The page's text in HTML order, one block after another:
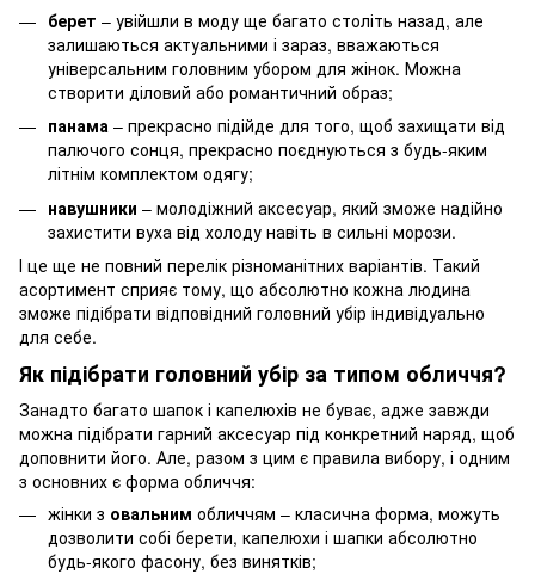
берет – увійшли в моду ще багато століть назад, але
залишаються актуальними і зараз, вважаються
універсальним головним убором для жінок. Можна
створити діловий або романтичний образ;
панама – прекрасно підійде для того, щоб захищати від
палючого сонця, прекрасно поєднуються з будь-яким
літнім комплектом одягу;
навушники – молодіжний аксесуар, який зможе надійно
захистити вуха від холоду навіть в сильні морози.
І це ще не повний перелік різноманітних варіантів. Такий
асортимент сприяє тому, що абсолютно кожна людина
зможе підібрати відповідний головний убір індивідуально
для себе.
Як підібрати головний убір за типом обличчя?
Занадто багато шапок і капелюхів не буває, адже завжди
можна підібрати гарний аксесуар під конкретний наряд, щоб
доповнити його. Але, разом з цим є правила вибору, і одним
з основних є форма обличчя:
жінки з овальним обличчям – класична форма, можуть
дозволити собі берети, капелюхи і шапки абсолютно
будь-якого фасону, без винятків;